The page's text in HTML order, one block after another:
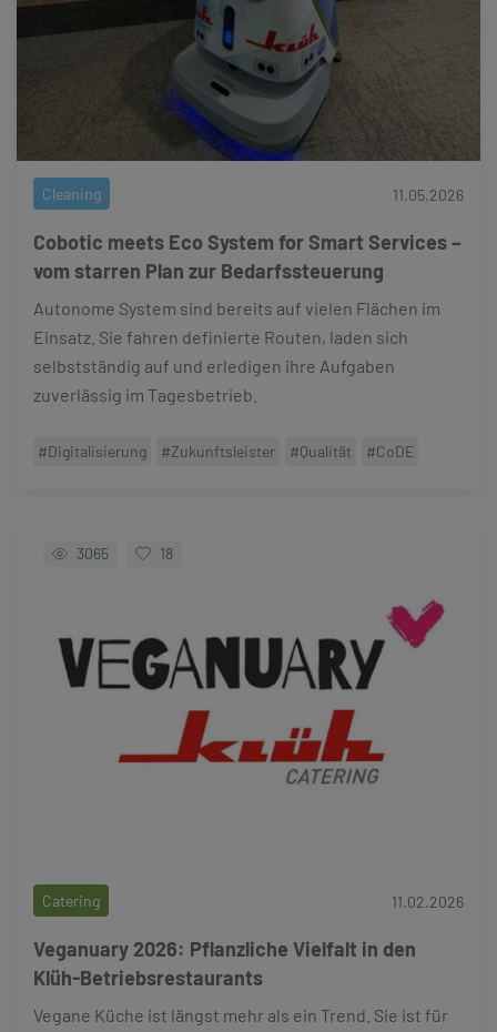
11.05.2026
Cleaning
Cobotic meets Eco System for Smart Services –
vom starren Plan zur Bedarfssteuerung
Autonome System sind bereits auf vielen Flächen im
Einsatz. Sie fahren definierte Routen, laden sich
selbstständig auf und erledigen ihre Aufgaben
zuverlässig im Tagesbetrieb.
#Digitalisierung #Zukunftsleister #Qualität #CoDE
3065 18
11.02.2026
Catering
Veganuary 2026: Pflanzliche Vielfalt in den
Klüh-Betriebsrestaurants
Vegane Küche ist längst mehr als ein Trend. Sie ist für